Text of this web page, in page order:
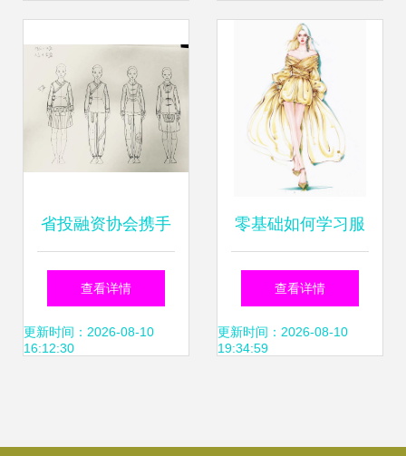
风格解析
省投融资协会携手
腾讯公益探访畲乡
寻找最美校服 服装
查看详情
更新时间：2026-08-10
16:12:30
零基础如何学习服
装设计？从
查看详情
更新时间：2026-08-10
19:34:59